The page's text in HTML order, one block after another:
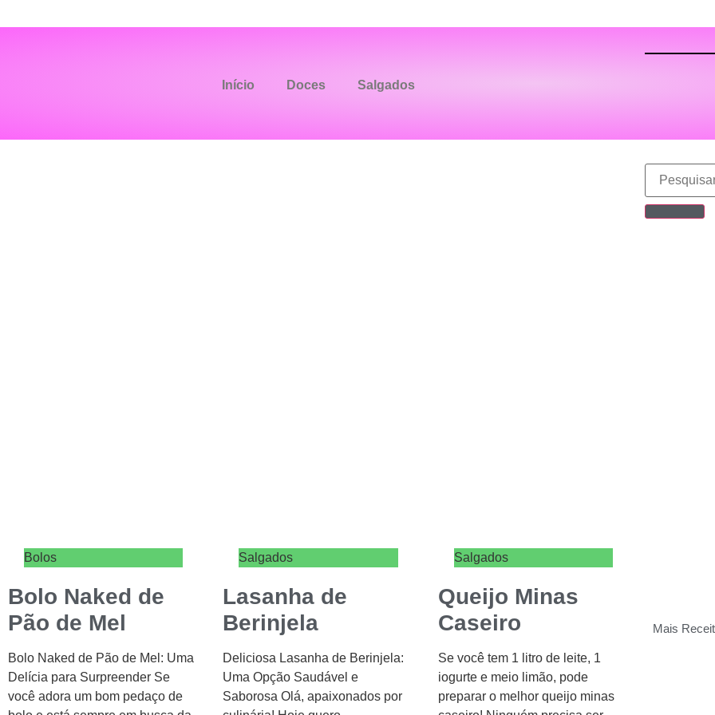
Início Doces Salgados
Bolos
Bolo Naked de
Pão de Mel
Bolo Naked de Pão de Mel: Uma
Delícia para Surpreender Se
você adora um bom pedaço de
Salgados
Lasanha de
Berinjela
Deliciosa Lasanha de Berinjela:
Uma Opção Saudável e
Saborosa Olá, apaixonados por
Salgados
Queijo Minas
Caseiro
Se você tem 1 litro de leite, 1
iogurte e meio limão, pode
preparar o melhor queijo minas
Mais